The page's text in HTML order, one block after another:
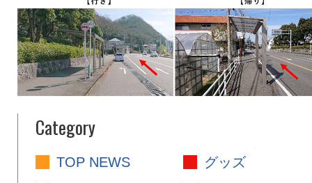
Category
TOP NEWS
グッズ